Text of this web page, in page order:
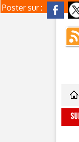
Poster sur :